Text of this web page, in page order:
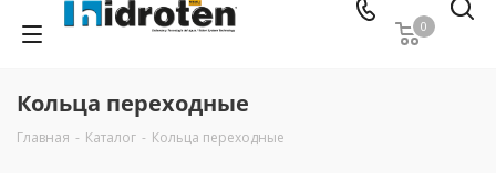
0
Кольца переходные
Главная - Каталог - Кольца переходные